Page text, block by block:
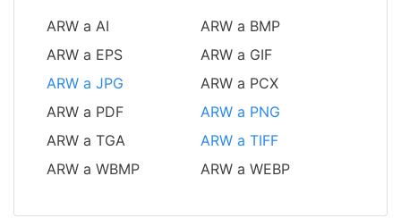
ARW a AI
ARW a BMP
ARW a EPS
ARW a GIF
ARW a JPG
ARW a PCX
ARW a PDF
ARW a PNG
ARW a TGA
ARW a TIFF
ARW a WBMP
ARW a WEBP